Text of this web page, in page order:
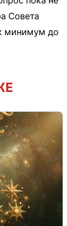
Совета
минимум до